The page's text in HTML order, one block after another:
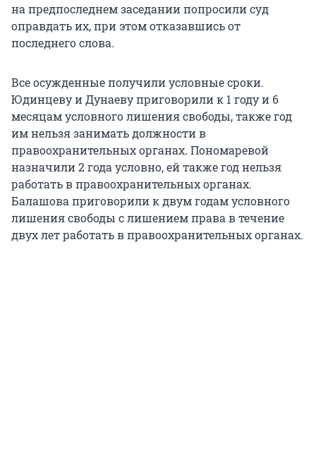
на предпоследнем заседании попросили суд
оправдать их, при этом отказавшись от
последнего слова.
Все осужденные получили условные сроки.
Юдинцеву и Дунаеву приговорили к 1 году и 6
месяцам условного лишения свободы, также год
им нельзя занимать должности в
правоохранительных органах. Пономаревой
назначили 2 года условно, ей также год нельзя
работать в правоохранительных органах.
Балашова приговорили к двум годам условного
лишения свободы с лишением права в течение
двух лет работать в правоохранительных органах.